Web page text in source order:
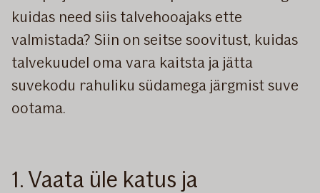
kuidas need siis talvehooajaks ette
valmistada? Siin on seitse soovitust, kuidas
talvekuudel oma vara kaitsta ja jätta
suvekodu rahuliku südamega järgmist suve
ootama.
1. Vaata üle katus ja